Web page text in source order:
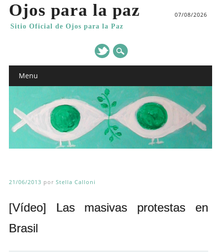
Ojos para la paz
Sitio Oficial de Ojos para la Paz
07/08/2026
Main menu
Menu
21/06/2013 por Stella Calloni
[Vídeo] Las masivas protestas en
Brasil